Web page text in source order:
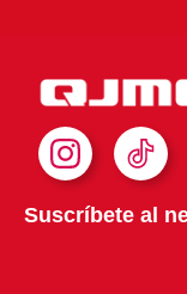
I
n
t
T
i
k
T
Suscríbete al